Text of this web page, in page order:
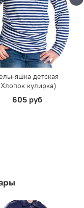
детская
кулирка)
605 руб